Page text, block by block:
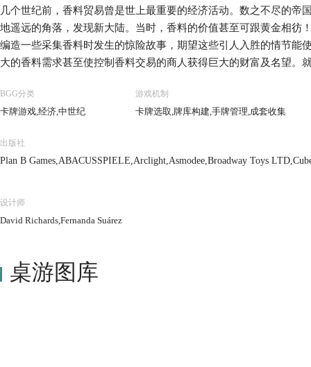
几个世纪前，香料贸易曾是世上最重要的经济活动。数之不尽的帝
地遥远的角落，发现新大陆。当时，香料的价值甚至可跟黄金相彷
编造一些采集香料时发生的惊险故事，期望这些引人入胜的情节能
大的香料需求甚至使控制香料交易的商人获得巨大的财富及名望。
BGG分类
卡牌游戏,经济,中世纪
游戏机制
卡牌选取,牌库构建,手牌管理,成套收集
出版社
Plan B Games,ABACUSSPIELE,Arclight,Asmodee,Broadway Toys
设计师
David Richards,Fernanda Suárez
桌游图库